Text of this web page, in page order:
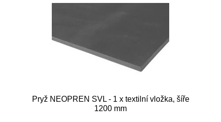
Pryž NEOPREN SVL - 1 x textilní vložka, šíře
1200 mm